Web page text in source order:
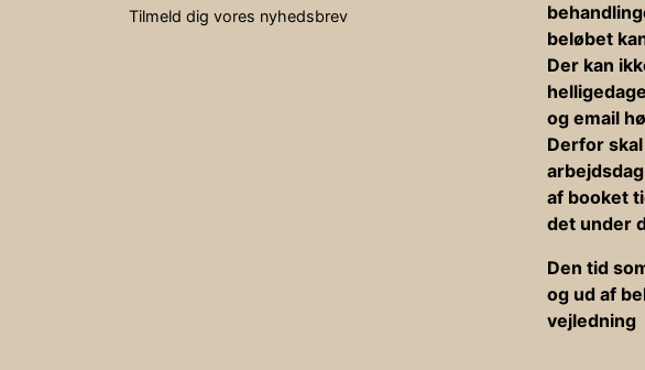
Tilmeld dig vores nyhedsbrev
beløbet
Der kan
og email
Derfor
af booket
det under
Den tid
og ud af
vejledning